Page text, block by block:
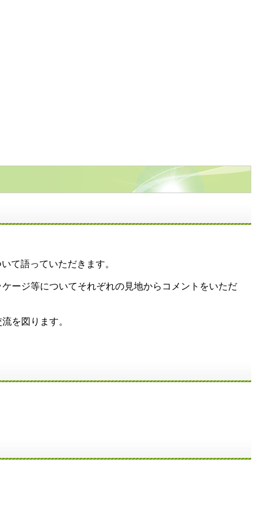
て語っていただきます。
ージ等についてそれぞれの見地からコメントをいただ
を図ります。